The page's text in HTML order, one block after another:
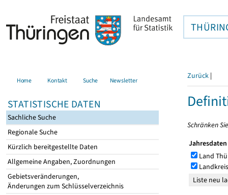
Home Kontakt Suche Newsletter
STATISTISCHE DATEN
Sachliche Suche
Regionale Suche
Kürzlich bereitgestellte Daten
Allgemeine Angaben, Zuordnungen
Gebietsveränderungen,
Änderungen zum Schlüsselverzeichnis
Zurück |
Schränken
Jahresdaten
Land